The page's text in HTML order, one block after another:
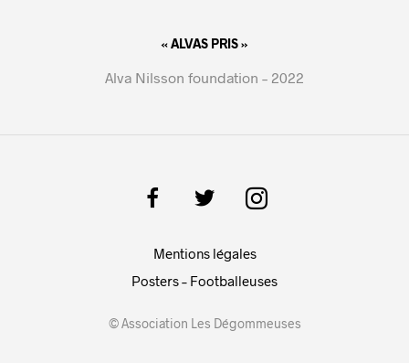
« ALVAS PRIS »
Alva Nilsson foundation – 2022
Mentions légales
Posters – Footballeuses
© Association Les Dégommeuses